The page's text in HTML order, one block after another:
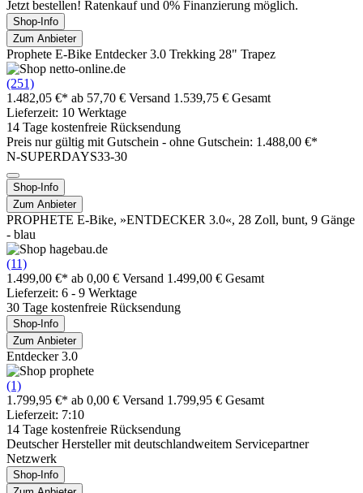
Jetzt bestellen! Ratenkauf und 0% Finanzierung möglich.
Shop-Info
Zum Anbieter
Prophete E-Bike Entdecker 3.0 Trekking 28" Trapez
(251)
1.482,05 €* ab 57,70 € Versand 1.539,75 € Gesamt
Lieferzeit: 10 Werktage
14 Tage kostenfreie Rücksendung
Preis nur gültig mit Gutschein - ohne Gutschein: 1.488,00 €*
N-SUPERDAYS33-30
Shop-Info
Zum Anbieter
PROPHETE E-Bike, »ENTDECKER 3.0«, 28 Zoll, bunt, 9 Gänge
- blau
(11)
1.499,00 €* ab 0,00 € Versand 1.499,00 € Gesamt
Lieferzeit: 6 - 9 Werktage
30 Tage kostenfreie Rücksendung
Shop-Info
Zum Anbieter
Entdecker 3.0
(1)
1.799,95 €* ab 0,00 € Versand 1.799,95 € Gesamt
Lieferzeit: 7:10
14 Tage kostenfreie Rücksendung
Deutscher Hersteller mit deutschlandweitem Servicepartner
Netzwerk
Shop-Info